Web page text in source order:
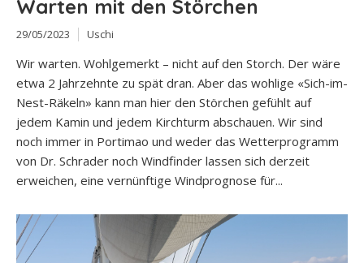
Warten mit den Störchen
29/05/2023 Uschi
Wir warten. Wohlgemerkt – nicht auf den Storch. Der wäre
etwa 2 Jahrzehnte zu spät dran. Aber das wohlige «Sich-im-
Nest-Räkeln» kann man hier den Störchen gefühlt auf
jedem Kamin und jedem Kirchturm abschauen. Wir sind
noch immer in Portimao und weder das Wetterprogramm
von Dr. Schrader noch Windfinder lassen sich derzeit
erweichen, eine vernünftige Windprognose für...